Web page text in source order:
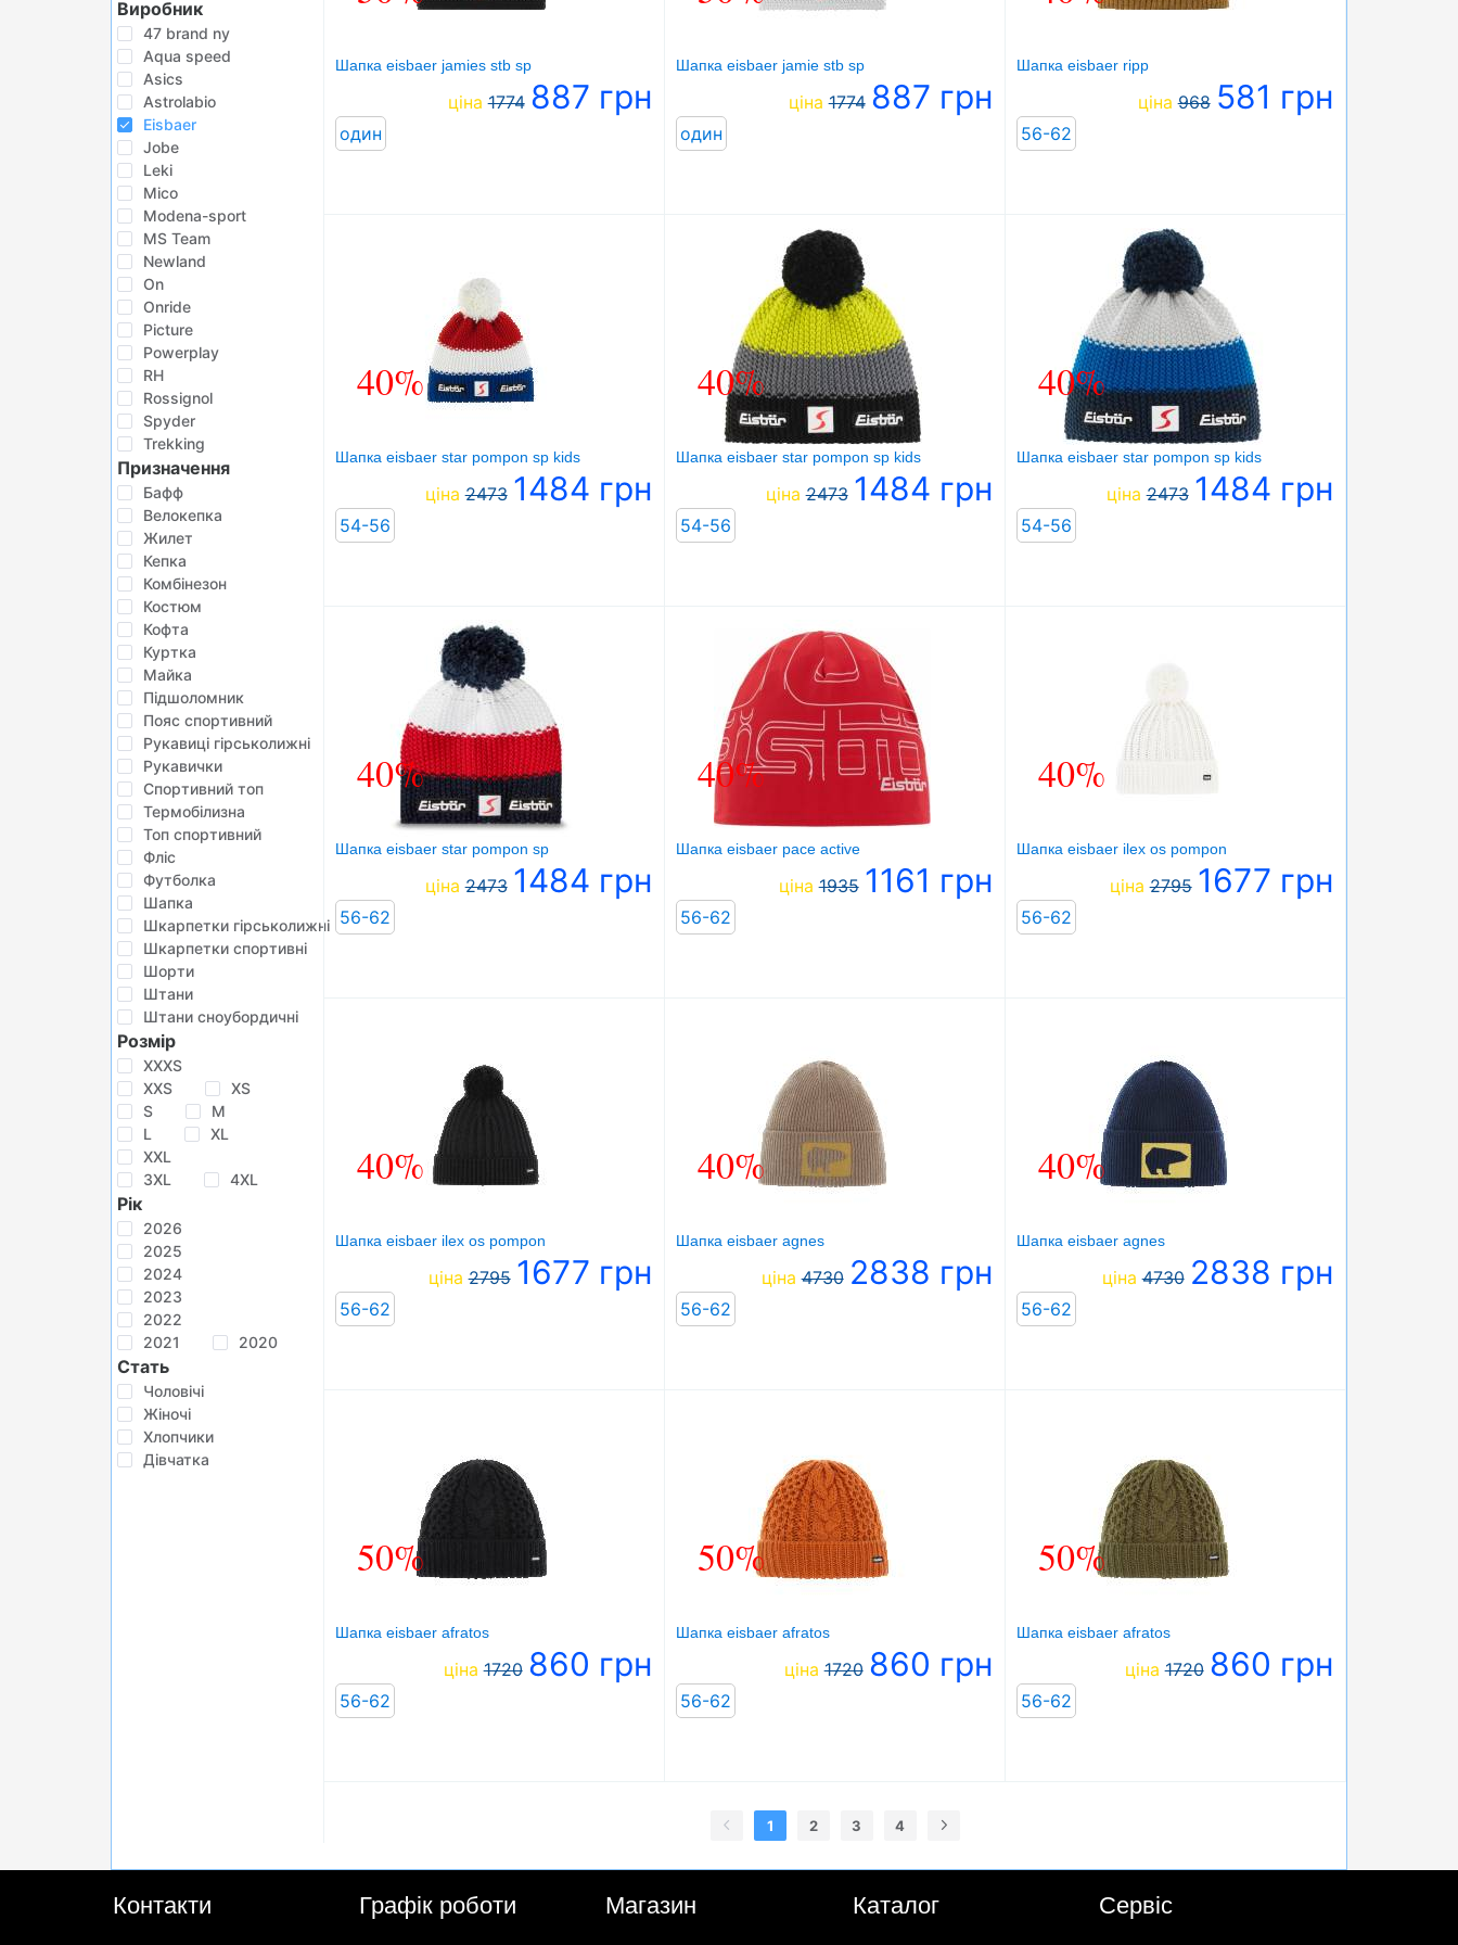
БІГ, ФІТНЕС, М'ЯЧІ
ВЕЛОСИПЕДИ
САМОКАТИ
ТЕНІС, БАДМІНТОН
ВОДНІ ВИДИ СПОРТУ
ТУРИЗМ
Виробник
47 brand ny
Aqua speed
Asics
Astrolabio
Eisbaer
Jobe
Leki
Mico
Modena-sport
MS Team
Newland
On
Onride
Picture
Powerplay
RH
Rossignol
Spyder
Trekking
Призначення
Бафф
Велокепка
Жилет
Кепка
Комбінезон
Костюм
Кофта
Куртка
Майка
Підшоломник
Пояс спортивний
Рукавиці гірськолижні
Рукавички
Спортивний топ
Термобілизна
Топ спортивний
Фліс
Футболка
Шапка
Шкарпетки гірськолижні
Шкарпетки спортивні
Шорти
Штани
Штани сноубордичні
Розмір
XXXS
XXS
XS
S
M
L
XL
XXL
3XL
4XL
Рік
2026
2025
2024
2023
2022
2021
2020
Стать
Чоловічі
Жіночі
Хлопчики
Дівчатка
Шапка eisbaer jamies stb sp
ціна 1774 887 грн
один
Шапка eisbaer jamie stb sp
ціна 1774 887 грн
один
Шапка eisbaer ripp
ціна 968 581 грн
56-62
40%
Шапка eisbaer star pompon sp kids
ціна 2473 1484 грн
54-56
40%
Шапка eisbaer star pompon sp kids
ціна 2473 1484 грн
54-56
40%
Шапка eisbaer star pompon sp kids
ціна 2473 1484 грн
54-56
40%
Шапка eisbaer star pompon sp
ціна 2473 1484 грн
56-62
40%
Шапка eisbaer pace active
ціна 1935 1161 грн
56-62
40%
Шапка eisbaer ilex os pompon
ціна 2795 1677 грн
56-62
40%
Шапка eisbaer ilex os pompon
ціна 2795 1677 грн
56-62
40%
Шапка eisbaer agnes
ціна 4730 2838 грн
56-62
40%
Шапка eisbaer agnes
ціна 4730 2838 грн
56-62
50%
Шапка eisbaer afratos
ціна 1720 860 грн
56-62
50%
Шапка eisbaer afratos
ціна 1720 860 грн
56-62
50%
Шапка eisbaer afratos
ціна 1720 860 грн
56-62
1 2 3 4
Контакти Графік роботи Магазин Каталог Сервіс